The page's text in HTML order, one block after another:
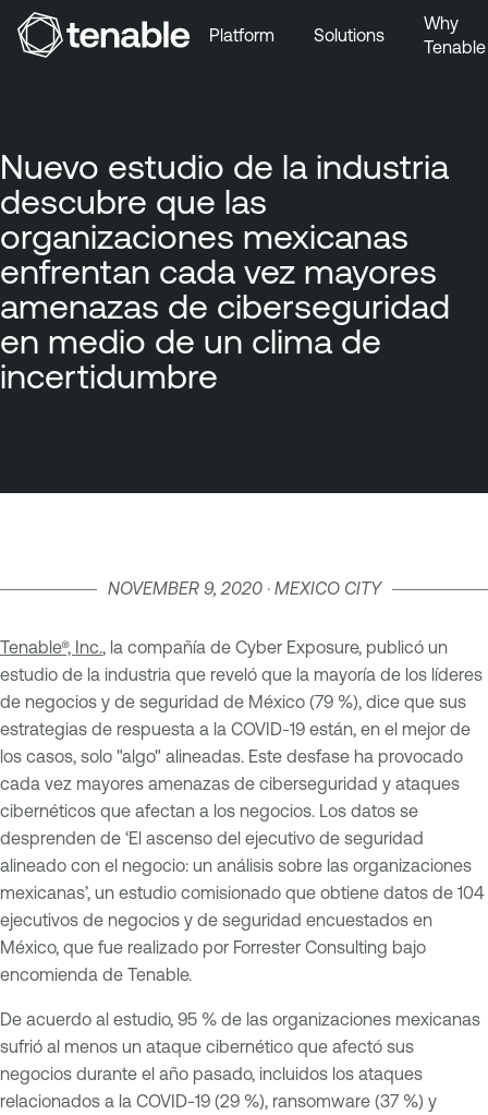
Platform Solutions
Why
Tenable
Nuevo estudio de la industria
descubre que las
organizaciones mexicanas
enfrentan cada vez mayores
amenazas de ciberseguridad
en medio de un clima de
incertidumbre
NOVEMBER 9, 2020 · MEXICO CITY
Tenable®, Inc.
, la compañía de Cyber Exposure, publicó un
estudio de la industria que reveló que la mayoría de los líderes
de negocios y de seguridad de México (79 %), dice que sus
estrategias de respuesta a la COVID-19 están, en el mejor de
los casos, solo "algo" alineadas. Este desfase ha provocado
cada vez mayores amenazas de ciberseguridad y ataques
cibernéticos que afectan a los negocios. Los datos se
desprenden de ‘El ascenso del ejecutivo de seguridad
alineado con el negocio: un análisis sobre las organizaciones
mexicanas’, un estudio comisionado que obtiene datos de 104
ejecutivos de negocios y de seguridad encuestados en
México, que fue realizado por Forrester Consulting bajo
encomienda de Tenable.
De acuerdo al estudio, 95 % de las organizaciones mexicanas
sufrió al menos un ataque cibernético que afectó sus
negocios durante el año pasado, incluidos los ataques
relacionados a la COVID-19 (29 %), ransomware (37 %) y